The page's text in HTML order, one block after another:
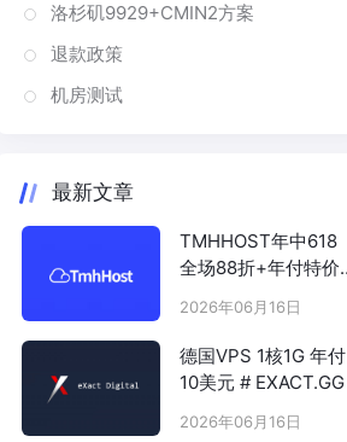
洛杉矶9929+CMIN2方案
退款政策
机房测试
最新文章
TMHHOST年中618
全场88折+年付特价
2026年06月16日
德国VPS 1核1G 年付
10美元 # EXACT.GG
2026年06月16日